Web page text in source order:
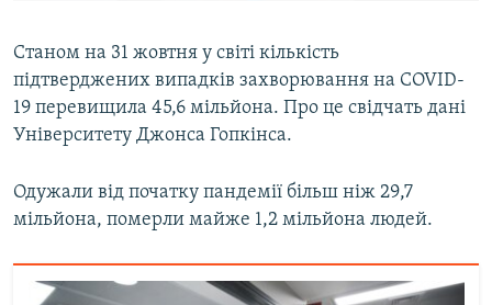
РУС
УКР
КТАТ
ДОЛУЧАЙСЯ!
Станом на 31 жовтня у світі кількість
підтверджених випадків захворювання на COVID-
19 перевищила 45,6 мільйона. Про це свідчать дані
Університету Джонса Гопкінса.
Одужали від початку пандемії більш ніж 29,7
мільйона, померли майже 1,2 мільйона людей.